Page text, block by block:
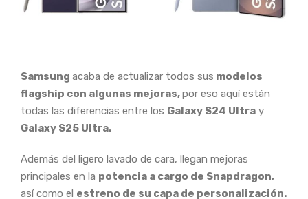
Samsung acaba de actualizar todos sus modelos
flagship con algunas mejoras,por eso aquí están
todas las diferencias entre los Galaxy S24 Ultra y
Galaxy S25 Ultra.
Además del ligero lavado de cara, llegan mejoras
principales en la potencia a cargo de Snapdragon,
así como el estreno de su capa de personalización.